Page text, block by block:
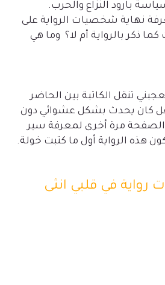
بارود النزاع والحرب.
نهاية شخصيات الرواية على
ذكر بالرواية أم لا؟ وما هي
تنقل الكاتبة بين الحاضر
كان يحدث بشكل عشوائي دون
الصفحة مرة أخرى لمعرفة سير
هذه الرواية أول ما كتبت خولة.
رواية في قلبي انثى